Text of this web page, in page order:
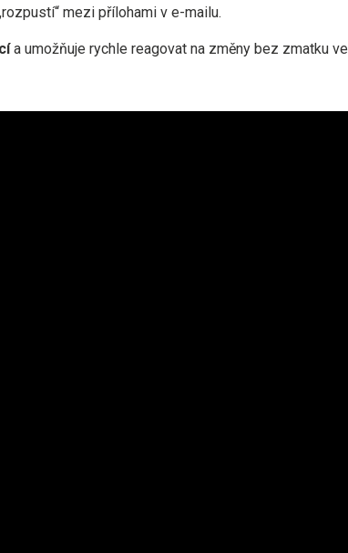
mezi přílohami v e-mailu.
a umožňuje rychle reagovat na změny bez zmatku ve